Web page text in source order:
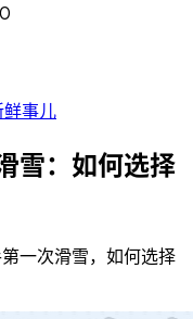
0
鲜事儿
雪：如何选择
一次滑雪，如何选择